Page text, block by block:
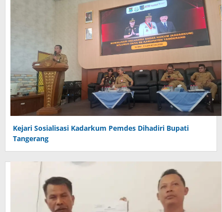
Kejari Sosialisasi Kadarkum Pemdes Dihadiri Bupati
Tangerang